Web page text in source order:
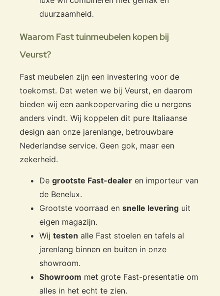
duurzaamheid.
Waarom Fast tuinmeubelen kopen bij
Veurst?
Fast meubelen zijn een investering voor de
toekomst. Dat weten we bij Veurst, en daarom
bieden wij een aankoopervaring die u nergens
anders vindt. Wij koppelen dit pure Italiaanse
design aan onze jarenlange, betrouwbare
Nederlandse service. Geen gok, maar een
zekerheid.
De grootste Fast-dealer en importeur van
de Benelux.
Grootste voorraad en snelle levering uit
eigen magazijn.
Wij testen alle Fast stoelen en tafels al
jarenlang binnen en buiten in onze
showroom.
Showroom met grote Fast-presentatie om
alles in het echt te zien.